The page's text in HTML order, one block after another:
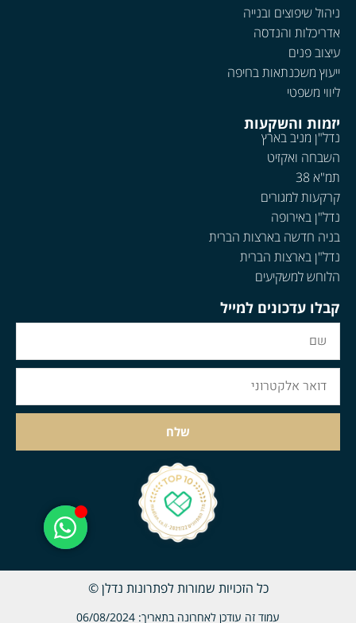
ניהול שיפוצים ובנייה
אדריכלות והנדסה
עיצוב פנים
ייעוץ משכנתאות בחיפה
ליווי משפטי
יזמות והשקעות
נדל"ן מניב בארץ
השבחה ואקזיט
תמ"א 38
קרקעות למגורים
נדל"ן באירופה
בניה חדשה בארצות הברית
נדל"ן בארצות הברית
הלוחש למשקיעים
קבלו עדכונים למייל
שלח
כל הזכויות שמורות לפתרונות נדלן ©
עמוד זה עודכן לאחרונה בתאריך: 06/08/2024